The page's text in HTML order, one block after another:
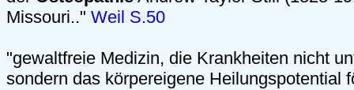
Missouri.." Weil S.50
"gewaltfreie Medizin, die Krankheiten nicht
sondern das körpereigene Heilungspotential